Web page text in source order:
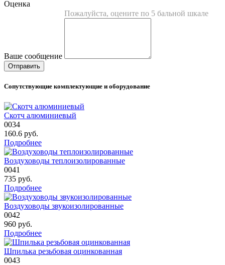
Оценка
Пожалуйста, оцените по 5 бальной шкале
Ваше сообщение
Сопутствующие комплектующие и оборудование
Скотч алюминиевый
0034
160.6 руб.
Подробнее
Воздуховоды теплоизолированные
0041
735 руб.
Подробнее
Воздуховоды звукоизолированные
0042
960 руб.
Подробнее
Шпилька резьбовая оцинкованная
0043